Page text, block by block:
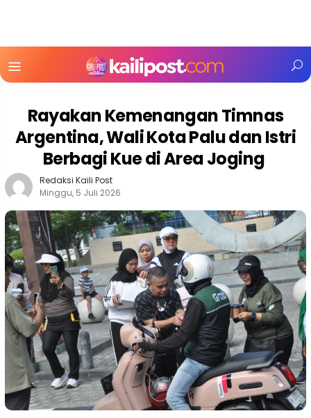
Mobile
Rayakan Kemenangan Timnas
Argentina, Wali Kota Palu dan Istri
Berbagi Kue di Area Joging
Redaksi Kaili Post
Minggu, 5 Juli 2026